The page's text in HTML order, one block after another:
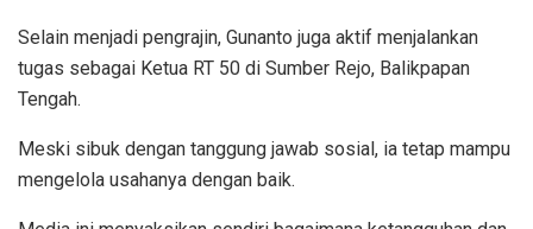
Selain menjadi pengrajin, Gunanto juga aktif menjalankan
tugas sebagai Ketua RT 50 di Sumber Rejo, Balikpapan
Tengah.
Meski sibuk dengan tanggung jawab sosial, ia tetap mampu
mengelola usahanya dengan baik.